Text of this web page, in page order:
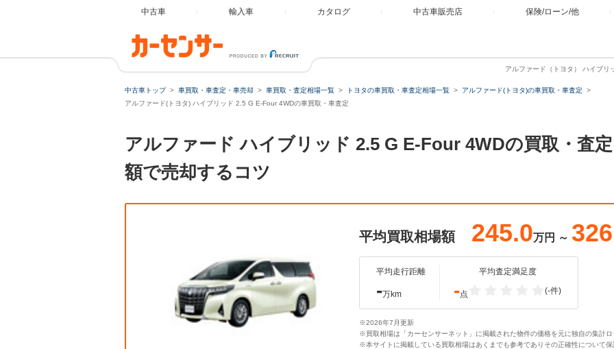
中古車 輸入車 カタログ 中古車販売店 保険/ローン/他
アルファード（トヨタ） ハイブ
中古車トップ 車買取・車査定・車売却 車買取・査定相場一覧 トヨタの車買取・車査定相場一覧
アルファード(トヨタ)の車買取・車査定
アルファード(トヨタ) ハイブリッド 2.5 G E-Four 4WDの車買取・車査定
アルファード ハイブリッド 2.5 G E-Four 4WDの買取・査
額で売却するコツ
平均買取相場額 245.0万円 ～
平均走行距離
-万km
平均査定満足度
-点 (-件)
※2026年7月更新
※買取相場は「カーセンサーネット」に掲載された物件の価格を元に独自の集計ロ
※本サイトに掲載している買取相場はあくまでも参考でありその正確性について保